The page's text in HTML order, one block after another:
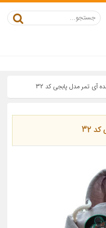
آی تمر مدل پابجی کد 32
32